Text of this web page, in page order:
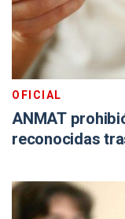
OFICIAL
ANMAT
reconocidas